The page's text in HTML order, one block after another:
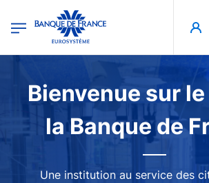
Banque de France - Menu Principal
Bienvenue sur
la Banque de
Une institution au service des